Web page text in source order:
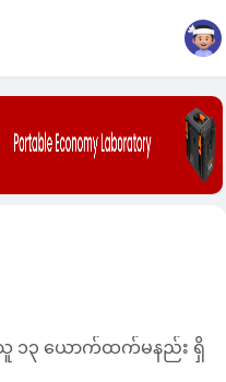
၁၃ ယောက်ထက်မနည်း ရှိ